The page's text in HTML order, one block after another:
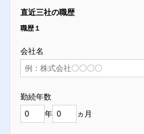
直近三社の職歴
職歴１
会社名
勤続年数
年 ヵ月